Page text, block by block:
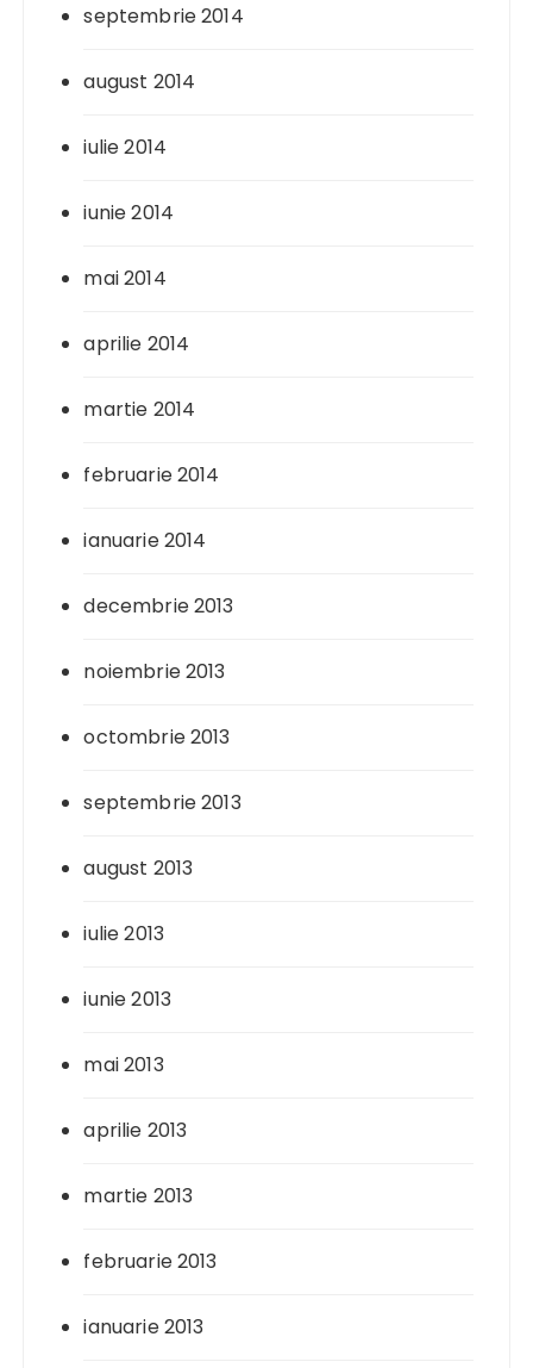
septembrie 2014
august 2014
iulie 2014
iunie 2014
mai 2014
aprilie 2014
martie 2014
februarie 2014
ianuarie 2014
decembrie 2013
noiembrie 2013
octombrie 2013
septembrie 2013
august 2013
iulie 2013
iunie 2013
mai 2013
aprilie 2013
martie 2013
februarie 2013
ianuarie 2013